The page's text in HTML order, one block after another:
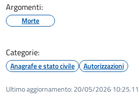
Argomenti:
Morte
Categorie:
Anagrafe e stato civile Autorizzazioni
Ultimo aggiornamento: 20/05/2026 10:25.11